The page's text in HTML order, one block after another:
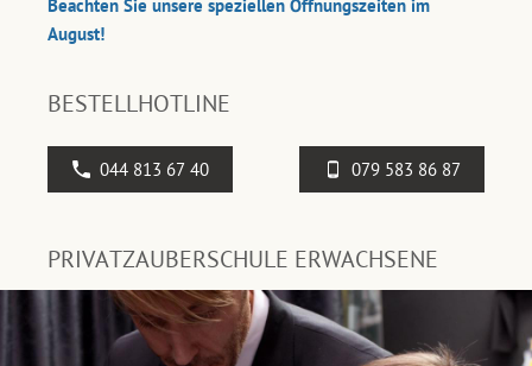
Beachten Sie unsere speziellen Öffnungszeiten im
August!
BESTELLHOTLINE
044 813 67 40 079 583 86 87
PRIVATZAUBERSCHULE ERWACHSENE